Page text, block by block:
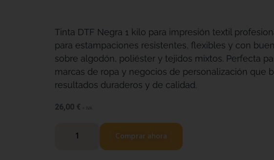
Tinta DTF Negra 1 kilo para impresión textil
para estampaciones resistentes, flexibles y con
sobre algodón, poliéster y tejidos mixtos. Perfecta
marcas de ropa y negocios de personalización que
resultados duraderos y de calidad.
26,00 € + IVA
Comprar ahora